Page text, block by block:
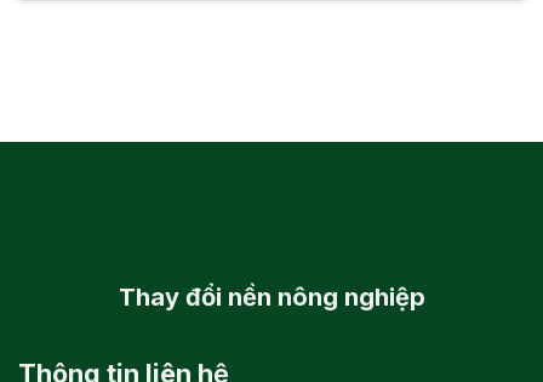
Thay đổi nền nông nghiệp
Thông tin liên hệ